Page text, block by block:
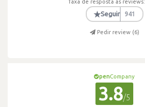
Taxa de resposta às reviews:
★Seguir 941
Pedir review (6)
penCompany
3.8/5